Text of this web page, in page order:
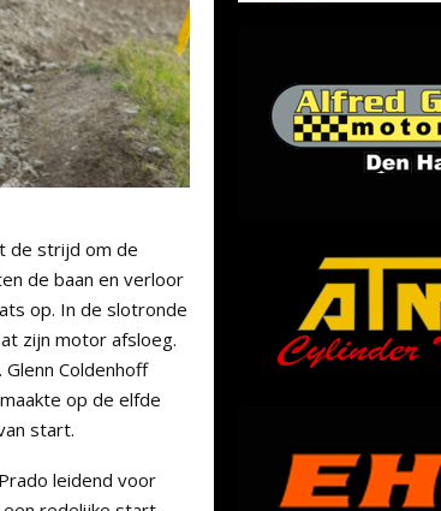
de strijd om de
de baan en verloor
op. In de slotronde
zijn motor afsloeg.
Coldenhoff
op de elfde
start.
leidend voor